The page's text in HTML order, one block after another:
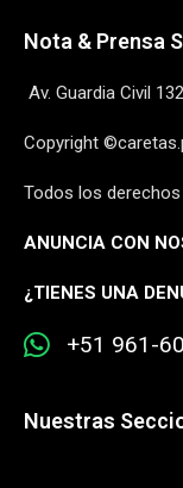
Nota & Prensa
Av. Guardia Civil
Copyright
Todos los
ANUNCIA CON
¿TIENES UNA
+51 961-
Nuestras